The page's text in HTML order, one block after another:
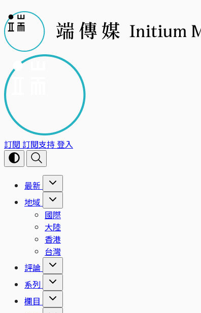
訂閱 訂閱支持登入
最新
地域
國際
大陸
香港
台灣
評論
系列
欄目